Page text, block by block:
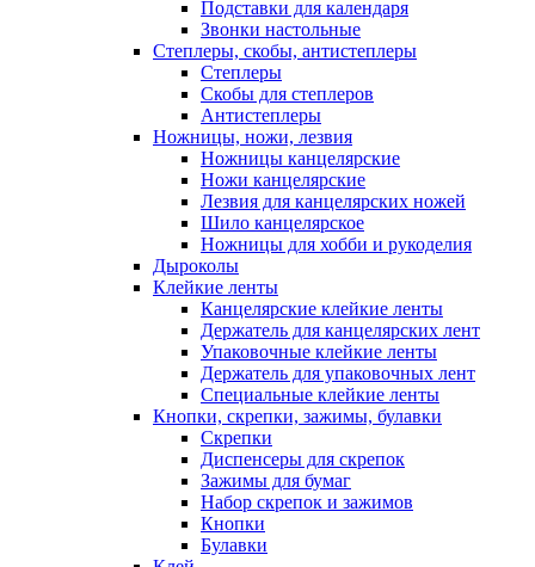
Подставки для календаря
Звонки настольные
Степлеры, скобы, антистеплеры
Степлеры
Скобы для степлеров
Антистеплеры
Ножницы, ножи, лезвия
Ножницы канцелярские
Ножи канцелярские
Лезвия для канцелярских ножей
Шило канцелярское
Ножницы для хобби и рукоделия
Дыроколы
Клейкие ленты
Канцелярские клейкие ленты
Держатель для канцелярских лент
Упаковочные клейкие ленты
Держатель для упаковочных лент
Специальные клейкие ленты
Кнопки, скрепки, зажимы, булавки
Скрепки
Диспенсеры для скрепок
Зажимы для бумаг
Набор скрепок и зажимов
Кнопки
Булавки